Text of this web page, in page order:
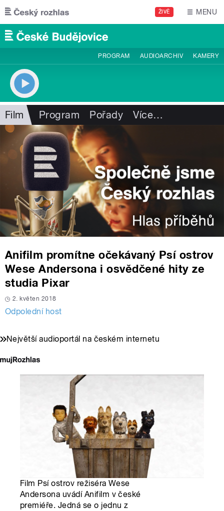
Přejít k hlavnímu obsahu
ŽIVĚ MENU
PROGRAM AUDIOARCHIV KAMERY
Film Program Pořady Více…
Anifilm promítne očekávaný Psí ostrov
Wese Andersona i osvědčené hity ze
studia Pixar
2. květen 2018
Odpolední host
Největší audioportál na českém internetu
Film Psí ostrov režiséra Wese
Andersona uvádí Anifilm v české
premiéře. Jedná se o jednu z